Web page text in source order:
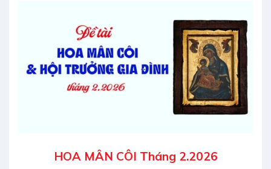
HOA MÂN CÔI Tháng 2.2026